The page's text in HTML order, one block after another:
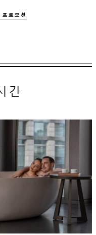
프로모션
에만 적용:
제한 및 기타 이용 제
이 완료되어야 합니다.
간